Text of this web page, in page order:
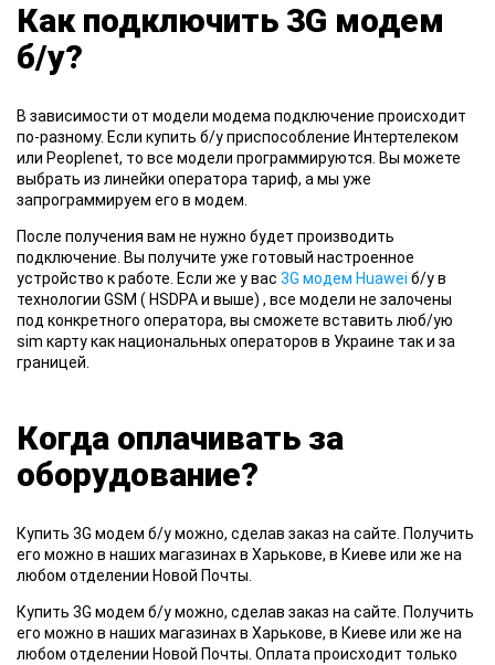
Как подключить 3G модем
б/у?
В зависимости от модели модема подключение происходит
по-разному. Если купить б/у приспособление Интертелеком
или Peoplenet, то все модели программируются. Вы можете
выбрать из линейки оператора тариф, а мы уже
запрограммируем его в модем.
После получения вам не нужно будет производить
подключение. Вы получите уже готовый настроенное
устройство к работе. Если же у вас 3G модем Huawei б/у в
технологии GSM ( HSDPA и выше) , все модели не залочены
под конкретного оператора, вы сможете вставить люб/ую
sim карту как национальных операторов в Украине так и за
границей.
Когда оплачивать за
оборудование?
Купить 3G модем б/у можно, сделав заказ на сайте. Получить
его можно в наших магазинах в Харькове, в Киеве или же на
любом отделении Новой Почты.
Купить 3G модем б/у можно, сделав заказ на сайте. Получить
его можно в наших магазинах в Харькове, в Киеве или же на
любом отделении Новой Почты. Оплата происходит только